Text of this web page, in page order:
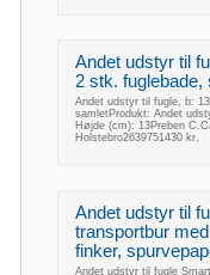
Andet udstyr til
2 stk. fuglebade,
Andet udstyr til fugle, b:
samletProdukt: Andet
Højde (cm): 13Preben
Holstebro2639751430 kr.
Andet udstyr til
transportbur
finker,
Andet udstyr til fugle